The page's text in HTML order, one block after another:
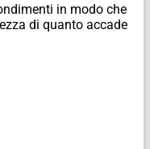
in modo che
di quanto accade